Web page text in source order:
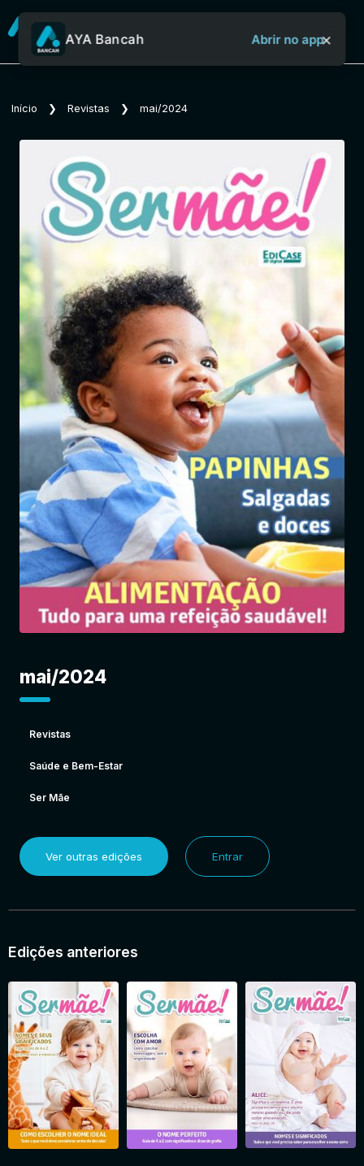
Sobre o Aya Bancah
Revistas
Notícias
Entrar
AYA Bancah Abrir no app×
Início ❯ Revistas ❯ mai/2024
mai/2024
Revistas
Saúde e Bem-Estar
Ser Mãe
Ver outras edições Entrar
Edições anteriores